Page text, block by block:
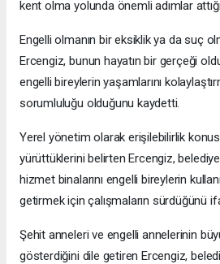
kent olma yolunda önemli adımlar
Engelli olmanın bir eksiklik ya da suç
Ercengiz, bunun hayatın bir gerçeği
engelli bireylerin yaşamlarını
sorumluluğu olduğunu kaydetti.
Yerel yönetim olarak erişilebilirlik
yürüttüklerini belirten Ercengiz,
hizmet binalarını engelli bireylerin
getirmek için çalışmaların sürdüğünü
Şehit anneleri ve engelli annelerinin
gösterdiğini dile getiren Ercengiz,